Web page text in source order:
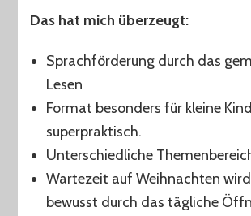
Das hat mich überzeugt:
Sprachförderung durch das
Lesen
Format besonders für kleine
superpraktisch.
Unterschiedliche
Wartezeit auf Weihnachten
bewusst durch das tägliche